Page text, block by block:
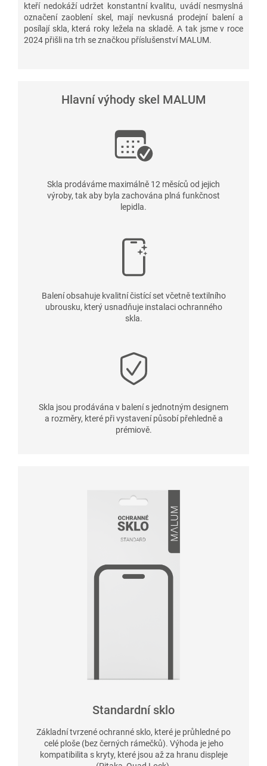
kteří nedokáží udržet konstantní kvalitu, uvádí nesmyslná
označení zaoblení skel, mají nevkusná prodejní balení a
posílají skla, která roky ležela na skladě. A tak jsme v roce
2024 přišli na trh se značkou příslušenství MALUM.
Hlavní výhody skel MALUM
Skla prodáváme maximálně 12 měsíců od jejich
výroby, tak aby byla zachována plná funkčnost
lepidla.
Balení obsahuje kvalitní čistící set včetně textilního
ubrousku, který usnadňuje instalaci ochranného
skla.
Skla jsou prodávána v balení s jednotným designem
a rozměry, které při vystavení působí přehledně a
prémiově.
Standardní sklo
Základní tvrzené ochranné sklo, které je průhledné po
celé ploše (bez černých rámečků). Výhoda je jeho
kompatibilita s kryty, které jsou až za hranu displeje